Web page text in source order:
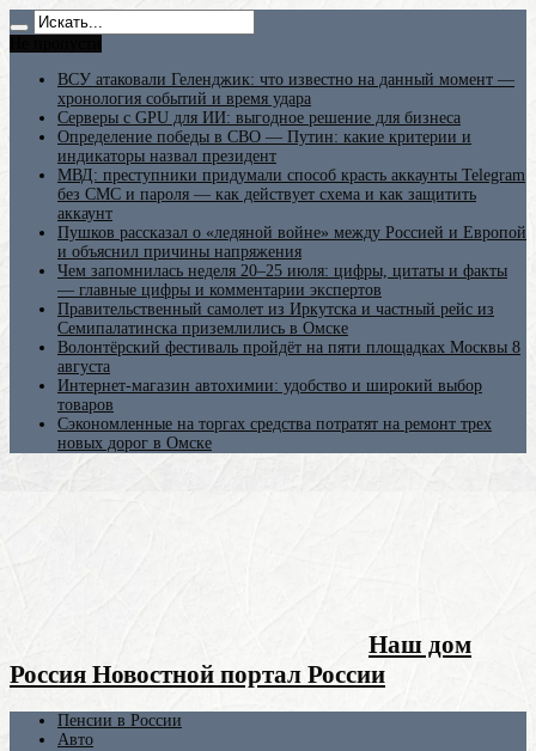
ВСУ атаковали Геленджик: что известно на данный момент —
хронология событий и время удара
Серверы с GPU для ИИ: выгодное решение для бизнеса
Определение победы в СВО — Путин: какие критерии и
индикаторы назвал президент
МВД: преступники придумали способ красть аккаунты Telegram
без СМС и пароля — как действует схема и как защитить
аккаунт
Пушков рассказал о «ледяной войне» между Россией и Европой
и объяснил причины напряжения
Чем запомнилась неделя 20–25 июля: цифры, цитаты и факты
— главные цифры и комментарии экспертов
Правительственный самолет из Иркутска и частный рейс из
Семипалатинска приземлились в Омске
Волонтёрский фестиваль пройдёт на пяти площадках Москвы 8
августа
Интернет-магазин автохимии: удобство и широкий выбор
товаров
Сэкономленные на торгах средства потратят на ремонт трех
новых дорог в Омске
Наш дом
Россия Новостной портал России
Пенсии в России
Авто